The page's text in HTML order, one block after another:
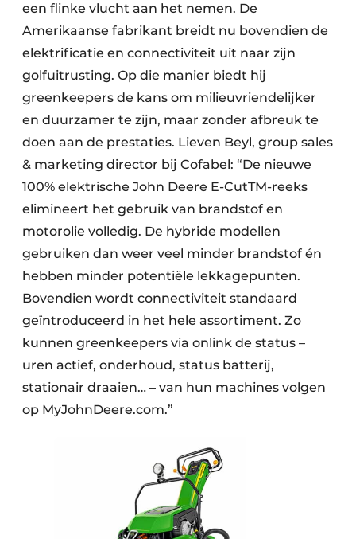
een flinke vlucht aan het nemen. De
Amerikaanse fabrikant breidt nu bovendien de
elektrificatie en connectiviteit uit naar zijn
golfuitrusting. Op die manier biedt hij
greenkeepers de kans om milieuvriendelijker
en duurzamer te zijn, maar zonder afbreuk te
doen aan de prestaties. Lieven Beyl, group sales
& marketing director bij Cofabel: “De nieuwe
100% elektrische John Deere E-CutTM-reeks
elimineert het gebruik van brandstof en
motorolie volledig. De hybride modellen
gebruiken dan weer veel minder brandstof én
hebben minder potentiële lekkagepunten.
Bovendien wordt connectiviteit standaard
geïntroduceerd in het hele assortiment. Zo
kunnen greenkeepers via onlink de status –
uren actief, onderhoud, status batterij,
stationair draaien… – van hun machines volgen
op MyJohnDeere.com.”